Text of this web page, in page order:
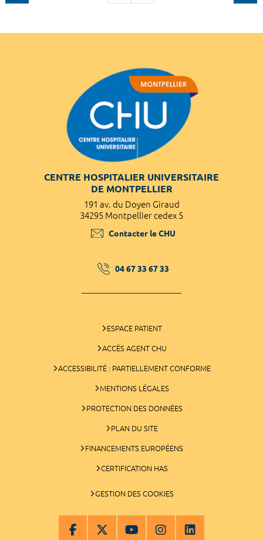
CENTRE HOSPITALIER UNIVERSITAIRE
DE MONTPELLIER
191 av. du Doyen Giraud
34295 Montpellier cedex 5
Contacter le CHU
04 67 33 67 33
ESPACE PATIENT
ACCÈS AGENT CHU
ACCESSIBILITÉ : PARTIELLEMENT CONFORME
MENTIONS LÉGALES
PROTECTION DES DONNÉES
PLAN DU SITE
FINANCEMENTS EUROPÉENS
CERTIFICATION HAS
GESTION DES COOKIES